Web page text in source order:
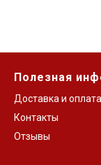
Полезная
Доставка и оплата
Контакты
Отзывы